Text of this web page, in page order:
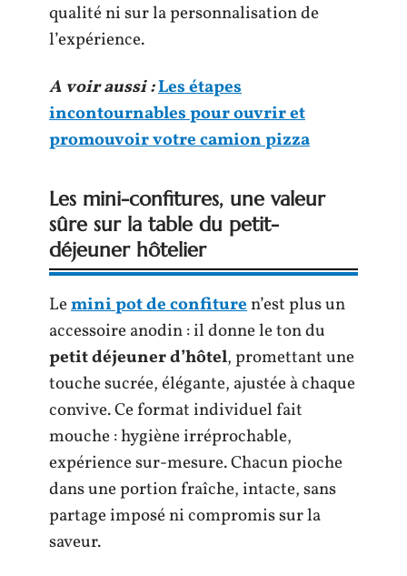
qualité ni sur la personnalisation de
l’expérience.
A voir aussi :Les étapes
incontournables pour ouvrir et
promouvoir votre camion pizza
Les mini-confitures, une valeur
sûre sur la table du petit-
déjeuner hôtelier
Lemini pot de confituren’est plus un
accessoire anodin : il donne le ton du
petit déjeuner d’hôtel, promettant une
touche sucrée, élégante, ajustée à chaque
convive. Ce format individuel fait
mouche : hygiène irréprochable,
expérience sur-mesure. Chacun pioche
dans une portion fraîche, intacte, sans
partage imposé ni compromis sur la
saveur.